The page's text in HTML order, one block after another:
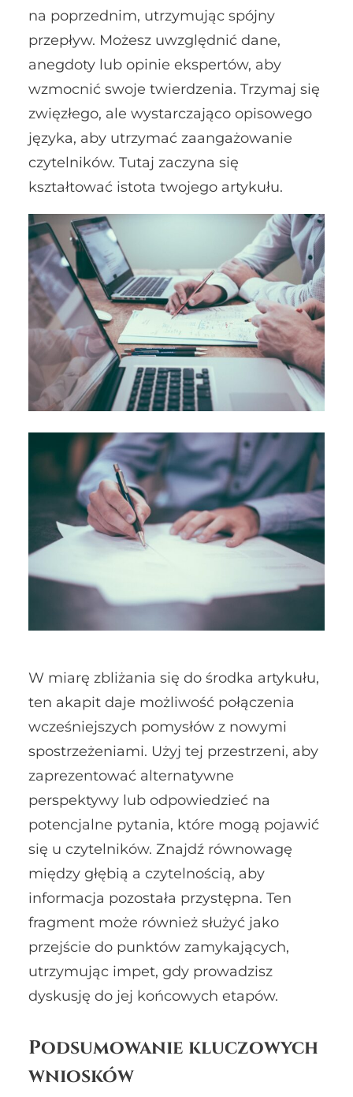
na poprzednim, utrzymując spójny
przepływ. Możesz uwzględnić dane,
anegdoty lub opinie ekspertów, aby
wzmocnić swoje twierdzenia. Trzymaj się
zwięzłego, ale wystarczająco opisowego
języka, aby utrzymać zaangażowanie
czytelników. Tutaj zaczyna się
kształtować istota twojego artykułu.
W miarę zbliżania się do środka artykułu,
ten akapit daje możliwość połączenia
wcześniejszych pomysłów z nowymi
spostrzeżeniami. Użyj tej przestrzeni, aby
zaprezentować alternatywne
perspektywy lub odpowiedzieć na
potencjalne pytania, które mogą pojawić
się u czytelników. Znajdź równowagę
między głębią a czytelnością, aby
informacja pozostała przystępna. Ten
fragment może również służyć jako
przejście do punktów zamykających,
utrzymując impet, gdy prowadzisz
dyskusję do jej końcowych etapów.
Podsumowanie kluczowych
wniosków